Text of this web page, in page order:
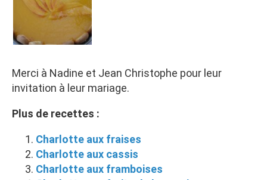
Merci à Nadine et Jean Christophe pour leur
invitation à leur mariage.
Plus de recettes :
Charlotte aux fraises
Charlotte aux cassis
Charlotte aux framboises